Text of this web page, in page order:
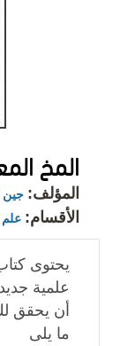
المخ
المؤلف: جين
الأقسام:
يحتوى
علمية
أن يحقق
ما يلى